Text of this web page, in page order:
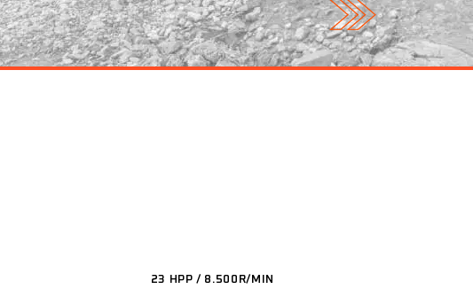
23 HPP / 8.500R/MIN